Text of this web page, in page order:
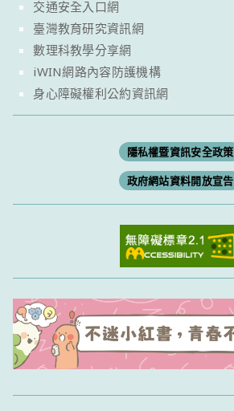
交通安全入口網
臺灣教育研究資訊網
數理科教學分享網
iWIN網路內容防護機構
身心障礙權利公約資訊網
隱私權暨資訊安全政策
政府網站資料開放宣告